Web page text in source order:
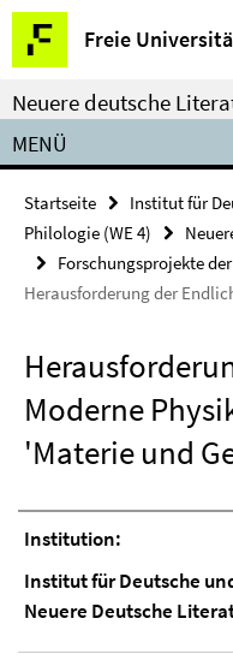
Springe
direkt
zu
Inhalt
Freie
Service-
Navigation
Neuere deutsche
MENÜ
Startseite
Institut für
Philologie (WE 4)
Forschungsprojekte
Herausforderung der
Moderne
'Materie und
Institution:
Institut für Deutsche
Neuere Deutsche